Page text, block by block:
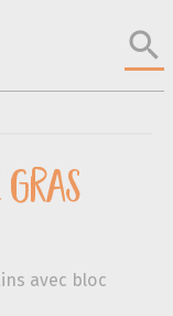
search
gras
avec bloc